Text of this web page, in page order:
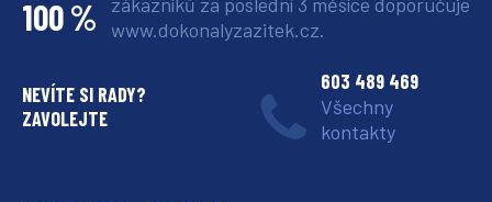
100 %
www.dokonalyzazitek.cz.
NEVÍTE SI RADY?
ZAVOLEJTE
603 489 469
Všechny
kontakty